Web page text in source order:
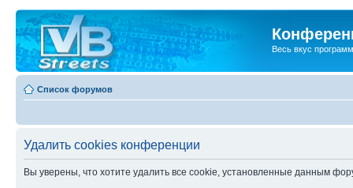
Весь вкус
Список форумов
Удалить cookies конференции
Вы уверены, что хотите удалить все cookie, установленные данным